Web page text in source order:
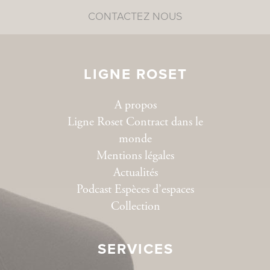
LIGNE ROSET
A propos
Ligne Roset Contract dans le
monde
Mentions légales
Actualités
Podcast Espèces d’espaces
Collection
SERVICES
CONTACTEZ NOUS